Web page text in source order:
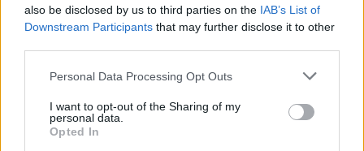
also be disclosed by us to third parties on the IAB’s List of
Downstream Participants that may further disclose it to other
Personal Data Processing Opt Outs
I want to opt-out of the Sharing of my
personal data.
Opted In
veikia didėjanti miesto SUV tipo automobilių
paklausa. Tačiau ne visų modelių kainos yra
piešiamos neigiama kreive diagramose. Tam